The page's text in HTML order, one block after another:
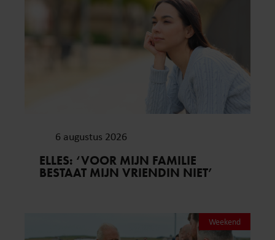
6 augustus 2026
ELLES: ‘VOOR MIJN FAMILIE
BESTAAT MIJN VRIENDIN NIET’
Weekend